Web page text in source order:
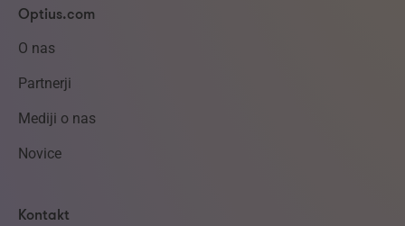
Optius.com
O nas
Partnerji
Mediji o nas
Novice
Kontakt